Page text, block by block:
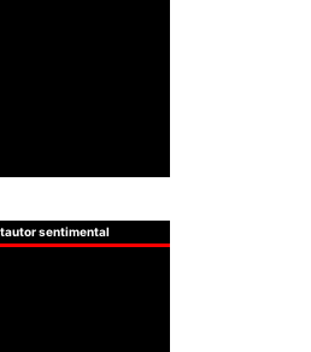
sentimental